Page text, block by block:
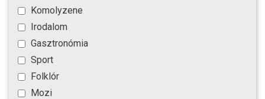
Komolyzene
Irodalom
Gasztronómia
Sport
Folklór
Mozi